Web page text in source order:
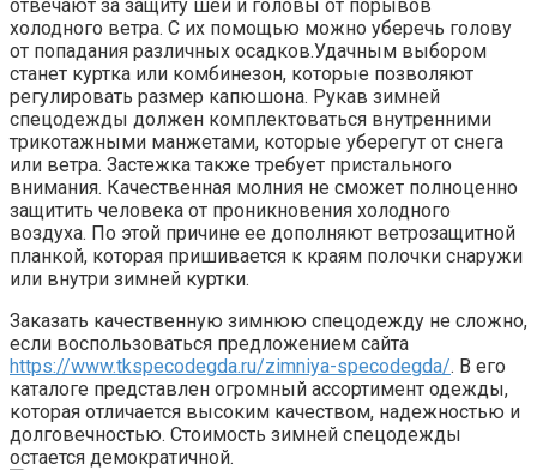
отвечают за защиту шеи и головы от порывов
холодного ветра. С их помощью можно уберечь голову
от попадания различных осадков.Удачным выбором
станет куртка или комбинезон, которые позволяют
регулировать размер капюшона. Рукав зимней
спецодежды должен комплектоваться внутренними
трикотажными манжетами, которые уберегут от снега
или ветра. Застежка также требует пристального
внимания. Качественная молния не сможет полноценно
защитить человека от проникновения холодного
воздуха. По этой причине ее дополняют ветрозащитной
планкой, которая пришивается к краям полочки снаружи
или внутри зимней куртки.
Заказать качественную зимнюю спецодежду не сложно,
если воспользоваться предложением сайта
https://www.tkspecodegda.ru/zimniya-specodegda/. В его
каталоге представлен огромный ассортимент одежды,
которая отличается высоким качеством, надежностью и
долговечностью. Стоимость зимней спецодежды
остается демократичной.